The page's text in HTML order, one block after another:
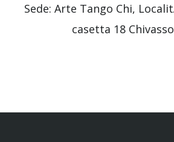
Sede: Arte Tango Chi,
casetta 18